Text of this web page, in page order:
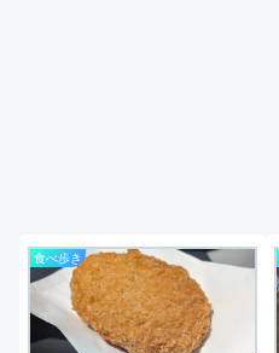
食べ歩き